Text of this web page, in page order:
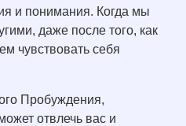
и понимания. Когда мы
даже после того, как
чувствовать себя
Пробуждения,
отвлечь вас и